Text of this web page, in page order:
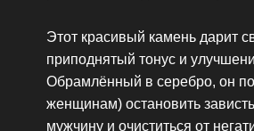
Этот красивый камень дарит
приподнятый тонус и
Обрамлённый в серебро, он
женщинам) остановить
мужчину и очиститься от